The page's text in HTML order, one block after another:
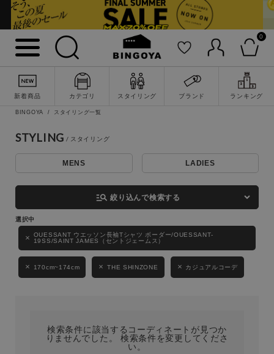
0
新着商品 カテゴリ スタイリング ブランド ランキング
詳細検索
性別
BINGOYA スタイリング一覧
STYLING
MENS LADIES
manage_search 絞り込んで検索する
OUESSANT ウエッソン長袖Tシャツ ボーダー/OUESSANT-
19SS/SAINT JAMES（セントジェームス）
170cm~174cm THE SHINZONE カジュアルコーデ
検索条件に該当するコーディネートが見つか
りませんでした。 検索条件を変更してくださ
い。